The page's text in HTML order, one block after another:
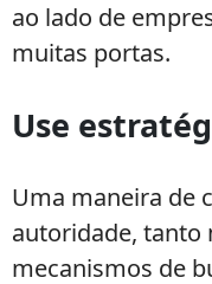
ao lado de
muitas portas.
Use
Uma maneira de
autoridade, tanto
mecanismos de